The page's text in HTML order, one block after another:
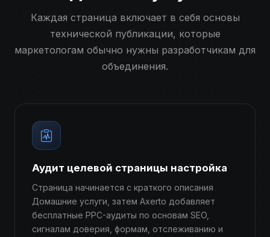
Каждая страница включает в себя основы
технической публикации, которые
маркетологам обычно нужны разработчикам для
объединения.
Аудит целевой страницы настройка
Страница начинается с краткого описания
Домашние услуги, затем Axerto добавляет
бесплатные PPC-аудиты по основам SEO,
сигналам доверия, формам, отслеживанию и